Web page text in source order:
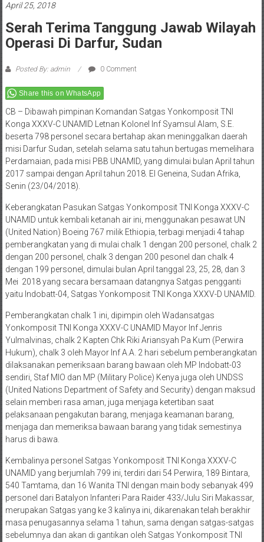
Serah Terima Tanggung Jawab Wilayah
Operasi Di Darfur, Sudan
CB – Dibawah pimpinan Komandan Satgas Yonkomposit TNI
Konga XXXV-C UNAMID Letnan Kolonel Inf Syamsul Alam, S.E.
beserta 798 personel secara bertahap akan meninggalkan daerah
misi Darfur Sudan, setelah selama satu tahun bertugas memelihara
Perdamaian, pada misi PBB UNAMID, yang dimulai bulan April tahun
2017 sampai dengan April tahun 2018. El Geneina, Sudan Afrika,
Keberangkatan Pasukan Satgas Yonkomposit TNI Konga XXXV-C
UNAMID untuk kembali ketanah air ini, menggunakan pesawat UN
(United Nation) Boeing 767 milik Ethiopia, terbagi menjadi 4 tahap
pemberangkatan yang di mulai chalk 1 dengan 200 personel, chalk 2
dengan 200 personel, chalk 3 dengan 200 pesonel dan chalk 4
dengan 199 personel, dimulai bulan April tanggal 23, 25, 28, dan 3
Mei 2018 yang secara bersamaan datangnya Satgas pengganti
Pemberangkatan chalk 1 ini, dipimpin oleh Wadansatgas
Yonkomposit TNI Konga XXXV-C UNAMID Mayor Inf Jenris
Yulmalvinas, chalk 2 Kapten Chk Riki Ariansyah Pa Kum (Perwira
Hukum), chalk 3 oleh Mayor Inf A.A. 2 hari sebelum pemberangkatan
dilaksanakan pemeriksaan barang bawaan oleh MP Indobatt-03
sendiri, Staf MIO dan MP (Military Police) Kenya juga oleh UNDSS
(United Nations Department of Safety and Security) dengan maksud
selain memberi rasa aman, juga menjaga ketertiban saat
pelaksanaan pengakutan barang, menjaga keamanan barang,
menjaga dan memeriksa bawaan barang yang tidak semestinya
Kembalinya personel Satgas Yonkomposit TNI Konga XXXV-C
UNAMID yang berjumlah 799 ini, terdiri dari 54 Perwira, 189 Bintara,
540 Tamtama, dan 16 Wanita TNI dengan main body sebanyak 499
personel dari Batalyon Infanteri Para Raider 433/Julu Siri Makassar,
merupakan Satgas yang ke 3 kalinya ini, dikarenakan telah berakhir
masa penugasannya selama 1 tahun, sama dengan satgas-satgas